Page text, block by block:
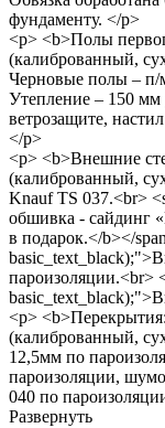
фундаменту. </p>
<p> <b>Полы
(калиброванный,
Черновые полы – п/
Утепление – 150 мм
ветрозащите,
</p>
<p> <b>Внешние
(калиброванный,
Knauf TS 037.<br>
обшивка - сайдинг
в подарок.</b></
пароизоляции.<br>
<p>
(калиброванный,
12,5мм по
пароизоляции,
040 по
Развернуть